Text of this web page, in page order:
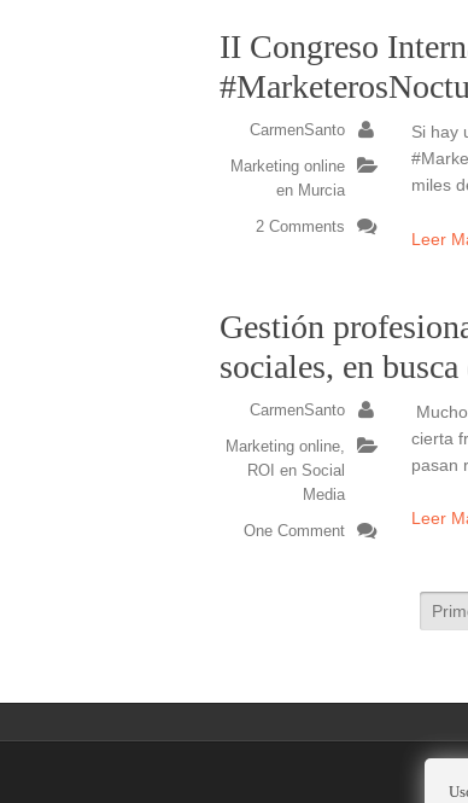
II Congreso
CarmenSanto
Marketing online
en Murcia
2 Comments
Si hay
miles
Leer
Gestión
sociales, en
CarmenSanto
Marketing online
ROI en Social
Media
One Comment
cierta
pasan
Leer